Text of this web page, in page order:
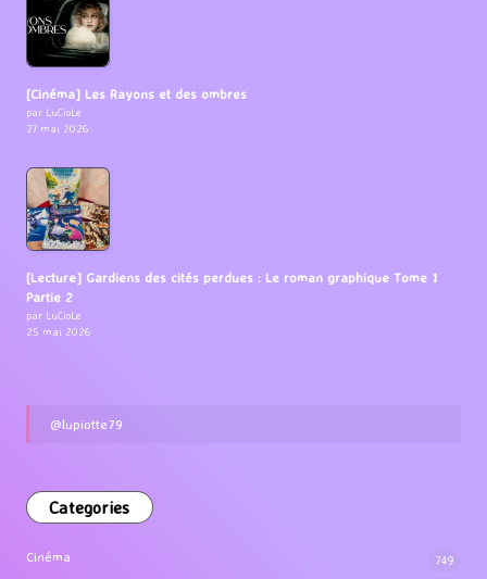
[Cinéma] Les Rayons et des ombres
par LuCioLe
27 mai 2026
[Lecture] Gardiens des cités perdues : Le roman graphique Tome 1
Partie 2
par LuCioLe
25 mai 2026
@lupiotte79
Categories
Cinéma 749